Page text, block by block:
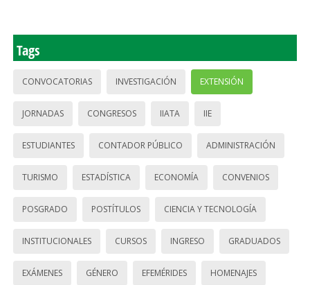
Tags
CONVOCATORIAS INVESTIGACIÓN EXTENSIÓN
JORNADAS CONGRESOS IIATA IIE
ESTUDIANTES CONTADOR PÚBLICO ADMINISTRACIÓN
TURISMO ESTADÍSTICA ECONOMÍA CONVENIOS
POSGRADO POSTÍTULOS CIENCIA Y TECNOLOGÍA
INSTITUCIONALES CURSOS INGRESO GRADUADOS
EXÁMENES GÉNERO EFEMÉRIDES HOMENAJES